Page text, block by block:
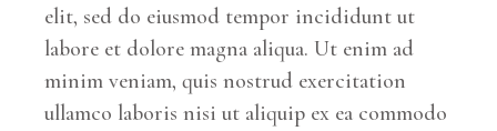
elit, sed do eiusmod tempor incididunt ut
labore et dolore magna aliqua. Ut enim ad
minim veniam, quis nostrud exercitation
ullamco laboris nisi ut aliquip ex ea commodo